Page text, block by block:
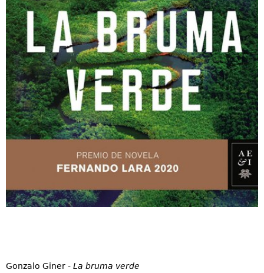
Gonzalo Giner - La bruma verde